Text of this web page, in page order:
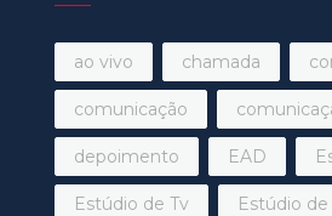
ao vivo chamada
comunicação
depoimento EAD
Estúdio de Tv Estúdio